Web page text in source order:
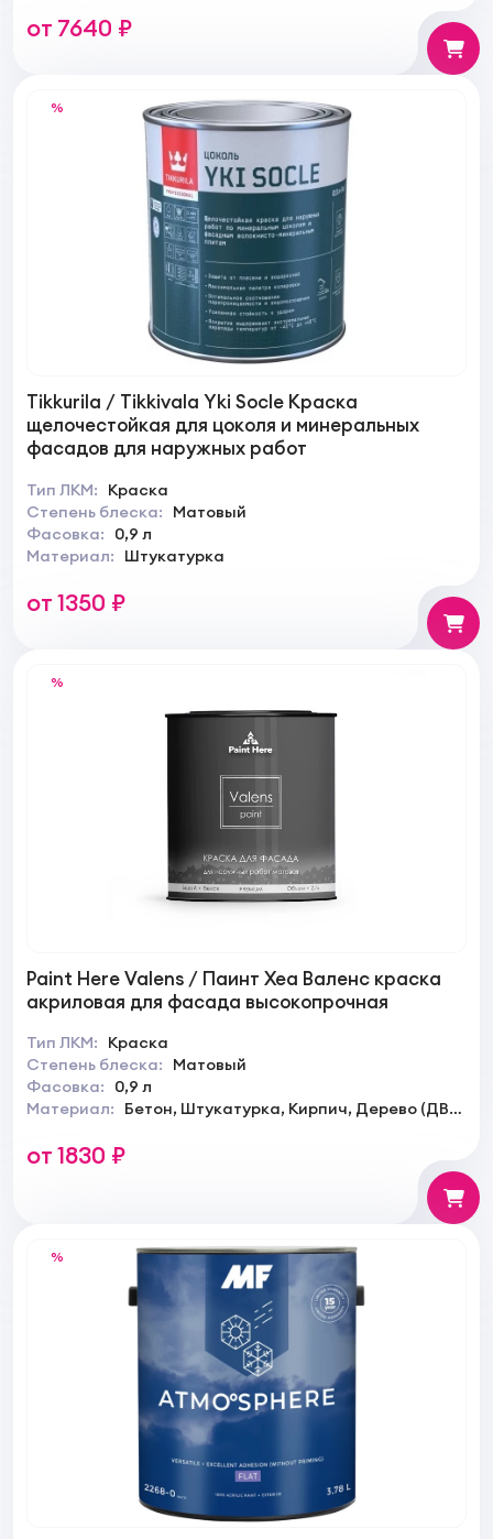
от 7640 ₽
%
Tikkurila / Tikkivala Yki Socle Краска
щелочестойкая для цоколя и минеральных
фасадов для наружных работ
Тип ЛКМ:
Краска
Степень блеска:
Матовый
Фасовка:
0,9 л
Материал:
Штукатурка
от 1350 ₽
%
Paint Here Valens / Паинт Хеа Валенс краска
акриловая для фасада высокопрочная
Тип ЛКМ:
Краска
Степень блеска:
Матовый
Фасовка:
0,9 л
Материал:
от 1830 ₽
%